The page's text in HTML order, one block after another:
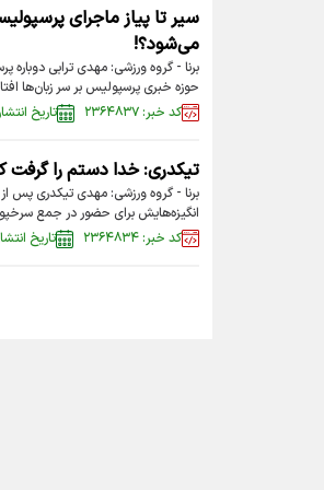
می‌شود؟!
برنا - گروه ورزشی: مهدی ترابی
حوزه خبری پرسپولیس بر سر زبان‌ها
کد خبر: ۲۳۶۴۸۳۷
تاریخ انتشار: ۱۴۰۵/
تیکدری: خدا دستم را گرفت
برنا - گروه ورزشی: مهدی تیکدری پس از
انگیزه‌هایش برای حضور در جمع
کد خبر: ۲۳۶۴۸۳۴
تاریخ انتشار: ۱۴۰۵/